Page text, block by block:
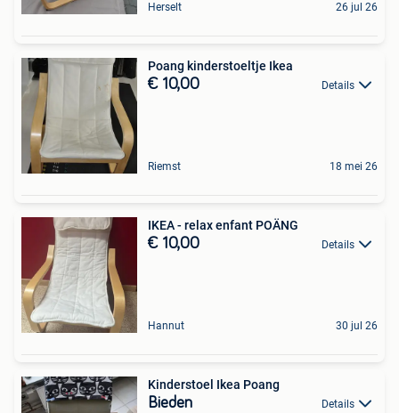
Herselt 26 jul 26
Poang kinderstoeltje Ikea
€ 10,00 Details
Riemst 18 mei 26
IKEA - relax enfant POÄNG
€ 10,00 Details
Hannut 30 jul 26
Kinderstoel Ikea Poang
Bieden Details